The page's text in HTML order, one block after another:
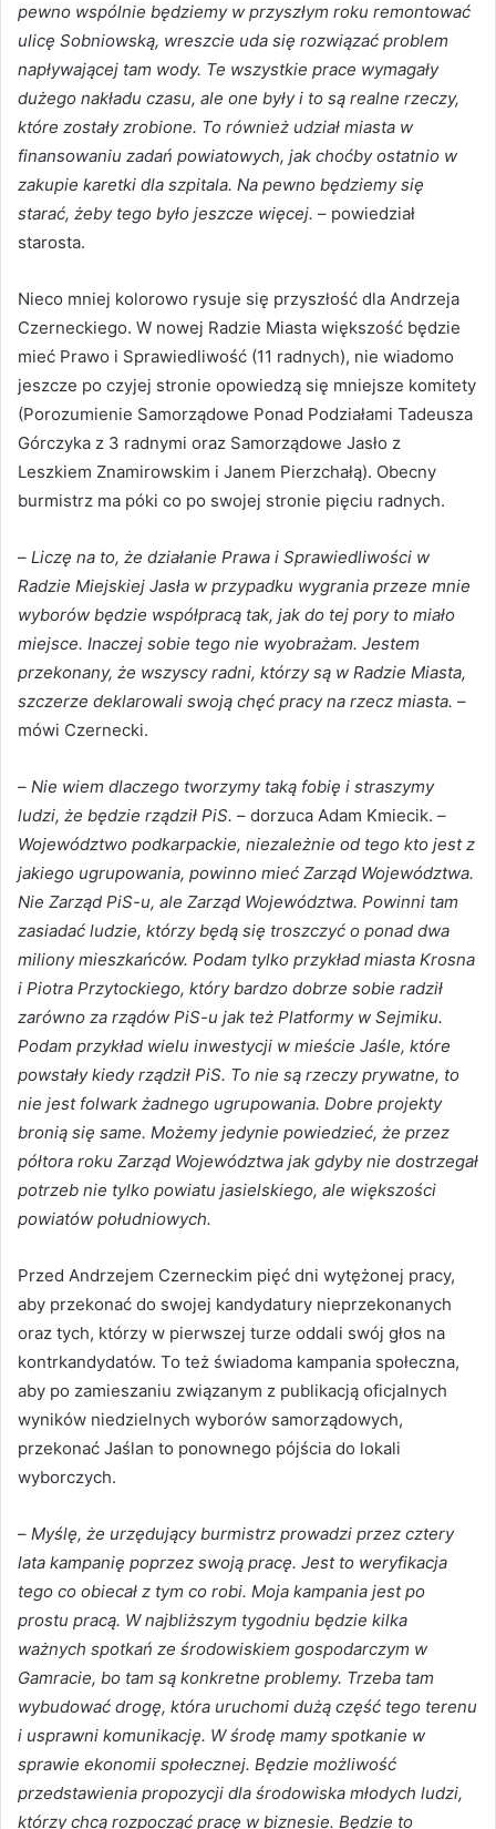
pewno wspólnie będziemy w przyszłym roku remontować
ulicę Sobniowską, wreszcie uda się rozwiązać problem
napływającej tam wody. Te wszystkie prace wymagały
dużego nakładu czasu, ale one były i to są realne rzeczy,
które zostały zrobione. To również udział miasta w
finansowaniu zadań powiatowych, jak choćby ostatnio w
zakupie karetki dla szpitala. Na pewno będziemy się
starać, żeby tego było jeszcze więcej. – powiedział
starosta.
Nieco mniej kolorowo rysuje się przyszłość dla Andrzeja
Czerneckiego. W nowej Radzie Miasta większość będzie
mieć Prawo i Sprawiedliwość (11 radnych), nie wiadomo
jeszcze po czyjej stronie opowiedzą się mniejsze komitety
(Porozumienie Samorządowe Ponad Podziałami Tadeusza
Górczyka z 3 radnymi oraz Samorządowe Jasło z
Leszkiem Znamirowskim i Janem Pierzchałą). Obecny
burmistrz ma póki co po swojej stronie pięciu radnych.
– Liczę na to, że działanie Prawa i Sprawiedliwości w
Radzie Miejskiej Jasła w przypadku wygrania przeze mnie
wyborów będzie współpracą tak, jak do tej pory to miało
miejsce. Inaczej sobie tego nie wyobrażam. Jestem
przekonany, że wszyscy radni, którzy są w Radzie Miasta,
szczerze deklarowali swoją chęć pracy na rzecz miasta. –
mówi Czernecki.
– Nie wiem dlaczego tworzymy taką fobię i straszymy
ludzi, że będzie rządził PiS. – dorzuca Adam Kmiecik. –
Województwo podkarpackie, niezależnie od tego kto jest z
jakiego ugrupowania, powinno mieć Zarząd Województwa.
Nie Zarząd PiS-u, ale Zarząd Województwa. Powinni tam
zasiadać ludzie, którzy będą się troszczyć o ponad dwa
miliony mieszkańców. Podam tylko przykład miasta Krosna
i Piotra Przytockiego, który bardzo dobrze sobie radził
zarówno za rządów PiS-u jak też Platformy w Sejmiku.
Podam przykład wielu inwestycji w mieście Jaśle, które
powstały kiedy rządził PiS. To nie są rzeczy prywatne, to
nie jest folwark żadnego ugrupowania. Dobre projekty
bronią się same. Możemy jedynie powiedzieć, że przez
półtora roku Zarząd Województwa jak gdyby nie dostrzegał
potrzeb nie tylko powiatu jasielskiego, ale większości
powiatów południowych.
Przed Andrzejem Czerneckim pięć dni wytężonej pracy,
aby przekonać do swojej kandydatury nieprzekonanych
oraz tych, którzy w pierwszej turze oddali swój głos na
kontrkandydatów. To też świadoma kampania społeczna,
aby po zamieszaniu związanym z publikacją oficjalnych
wyników niedzielnych wyborów samorządowych,
przekonać Jaślan to ponownego pójścia do lokali
wyborczych.
– Myślę, że urzędujący burmistrz prowadzi przez cztery
lata kampanię poprzez swoją pracę. Jest to weryfikacja
tego co obiecał z tym co robi. Moja kampania jest po
prostu pracą. W najbliższym tygodniu będzie kilka
ważnych spotkań ze środowiskiem gospodarczym w
Gamracie, bo tam są konkretne problemy. Trzeba tam
wybudować drogę, która uruchomi dużą część tego terenu
i usprawni komunikację. W środę mamy spotkanie w
sprawie ekonomii społecznej. Będzie możliwość
przedstawienia propozycji dla środowiska młodych ludzi,
którzy chcą rozpocząć pracę w biznesie. Będzie to